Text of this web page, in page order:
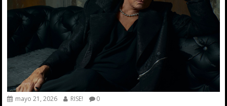
mayo 21, 2026 RISE! 0